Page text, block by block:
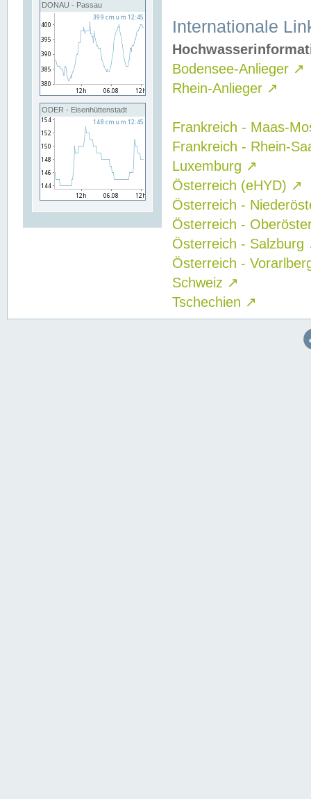
DONAU - Passau
ODER - Eisenhüttenstadt
Internationale
Bodensee-Anlieger ↗
Rhein-Anlieger ↗
Frankreich - Maas-
Frankreich - Rhein-
Luxemburg ↗
Österreich (eHYD) ↗
Österreich -
Österreich -
Österreich - Salzburg
Österreich -
Schweiz ↗
Tschechien ↗